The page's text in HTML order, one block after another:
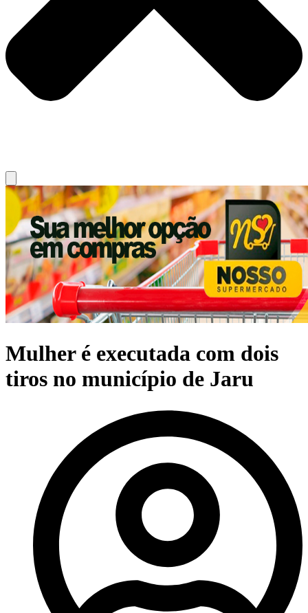
Mulher é executada com dois
tiros no município de Jaru